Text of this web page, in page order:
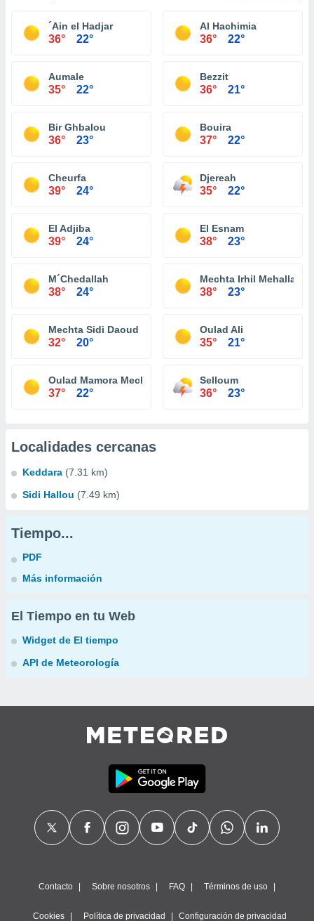
´Ain el Hadjar
36° 22°
Al Hachimia
36° 22°
Aumale
35° 22°
Bezzit
36° 21°
Bir Ghbalou
36° 23°
Bouira
37° 22°
Cheurfa
39° 24°
Djereah
35° 22°
El Adjiba
39° 24°
El Esnam
38° 23°
M´Chedallah
38° 24°
Mechta Irhil Mehallah
38° 23°
Mechta Sidi Daoud
32° 20°
Oulad Ali
35° 21°
Oulad Mamora Mechta et Tenia
37° 22°
Selloum
36° 23°
Localidades cercanas
Keddara (7.31 km)
Sidi Hallou (7.49 km)
Tiempo...
PDF
Más información
El Tiempo en tu Web
Widget de El tiempo
API de Meteorología
Contacto Sobre nosotros FAQ Términos de uso
Cookies Política de privacidad Configuración de privacidad